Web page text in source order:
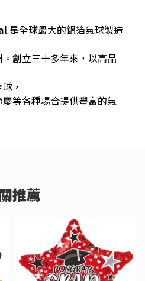
是全球最大的鋁箔氣球製造
創立三十多年來，以高品
，
等各種場合提供豐富的氣